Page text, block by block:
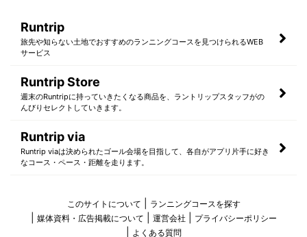
Runtrip
旅先や知らない土地でおすすめのランニングコースを見つけられるWEB
サービス
Runtrip Store
週末のRuntripに持っていきたくなる商品を、ラントリップスタッフがの
んびりセレクトしていきます。
Runtrip via
Runtrip viaは決められたゴール会場を目指して、各自がアプリ片手に好き
なコース・ペース・距離を走ります。
このサイトについて
ランニングコースを探す
媒体資料・広告掲載について
運営会社
プライバシーポリシー
よくある質問